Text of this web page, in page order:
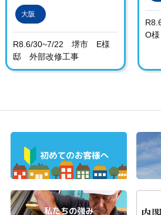
大阪
R8.6/30~7/22 堺市 E様
邸 外部改修工事
O